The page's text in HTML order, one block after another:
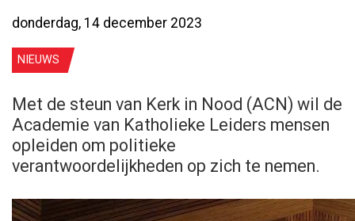
donderdag, 14 december 2023
NIEUWS
Met de steun van Kerk in Nood (ACN) wil de
Academie van Katholieke Leiders mensen
opleiden om politieke
verantwoordelijkheden op zich te nemen.